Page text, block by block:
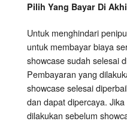
Pilih Yang Bayar Di
Untuk menghindari
untuk membayar biaya
showcase sudah selesai
Pembayaran yang
showcase selesai
dan dapat dipercaya.
dilakukan sebelum